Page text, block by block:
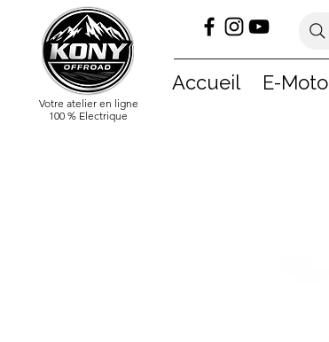
Accueil E-Moto
Votre atelier en ligne
100 % Electrique